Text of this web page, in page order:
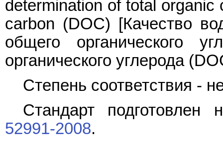
determination of total
carbon (DOC) [Качество
общего органического
органического углерода
Степень соответствия -
Стандарт
52991-2008.